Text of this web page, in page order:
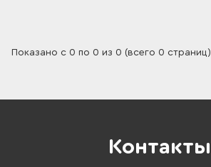
Показано с 0 по 0 из 0 (всего 0 страниц)
Контакты